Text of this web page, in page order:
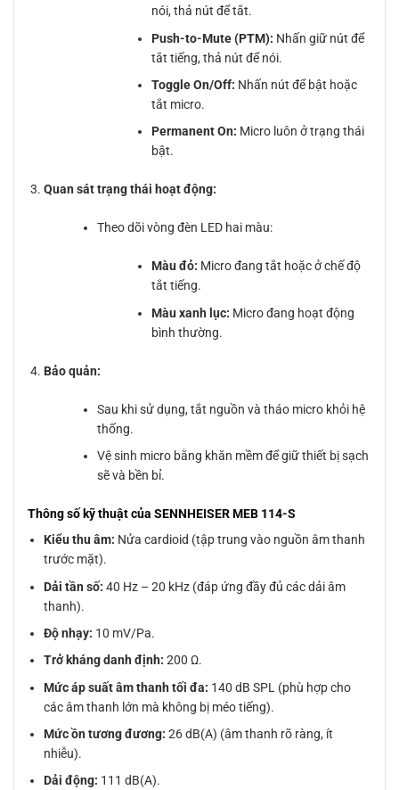
nói, thả nút để tắt.
Push-to-Mute (PTM): Nhấn giữ nút để
tắt tiếng, thả nút để nói.
Toggle On/Off: Nhấn nút để bật hoặc
tắt micro.
Permanent On: Micro luôn ở trạng thái
bật.
Quan sát trạng thái hoạt động:
Theo dõi vòng đèn LED hai màu:
Màu đỏ: Micro đang tắt hoặc ở chế độ
tắt tiếng.
Màu xanh lục: Micro đang hoạt động
bình thường.
Bảo quản:
Sau khi sử dụng, tắt nguồn và tháo micro khỏi hệ
thống.
Vệ sinh micro bằng khăn mềm để giữ thiết bị sạch
sẽ và bền bỉ.
Thông số kỹ thuật của SENNHEISER MEB 114-S
Kiểu thu âm: Nửa cardioid (tập trung vào nguồn âm thanh
trước mặt).
Dải tần số: 40 Hz – 20 kHz (đáp ứng đầy đủ các dải âm
thanh).
Độ nhạy: 10 mV/Pa.
Trở kháng danh định: 200 Ω.
Mức áp suất âm thanh tối đa: 140 dB SPL (phù hợp cho
các âm thanh lớn mà không bị méo tiếng).
Mức ồn tương đương: 26 dB(A) (âm thanh rõ ràng, ít
nhiễu).
Dải động: 111 dB(A).